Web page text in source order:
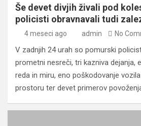
Še devet divjih živali pod
policisti obravnavali tudi
4 meseci ago admin No
V zadnjih 24 urah so pomurski
prometni nesreči, tri kazniva dejanja,
reda in miru, eno poškodovanje
prostoru ter devet primerov